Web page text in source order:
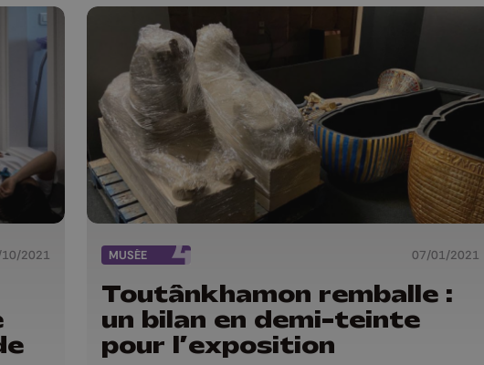
2021 MUSÉE 07/01/2021
Toutânkhamon remballe :
un bilan en demi-teinte
pour l’exposition